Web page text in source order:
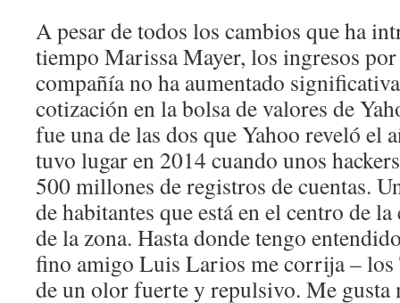
A pesar de todos los cambios que ha
tiempo Marissa Mayer, los ingresos
compañía no ha aumentado
cotización en la bolsa de valores de
fue una de las dos que Yahoo reveló el
tuvo lugar en 2014 cuando unos
500 millones de registros de cuentas.
de habitantes que está en el centro de
de la zona. Hasta donde tengo
fino amigo Luis Larios me corrija – los
de un olor fuerte y repulsivo. Me gusta